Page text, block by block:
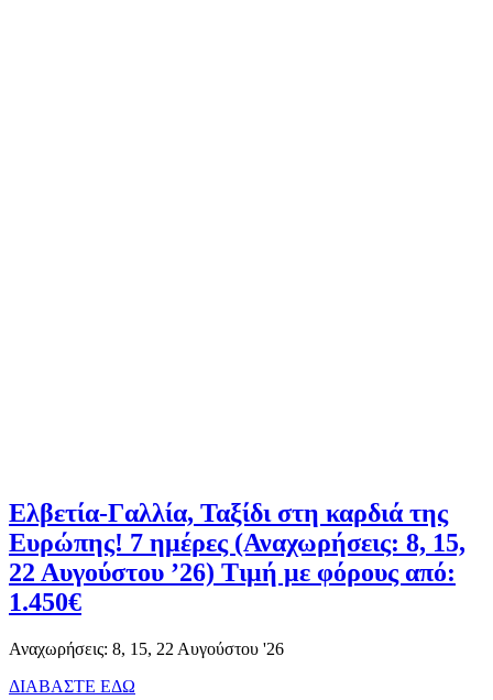
Ελβετία-Γαλλία, Ταξίδι στη καρδιά της
Ευρώπης! 7 ημέρες (Αναχωρήσεις: 8, 15,
22 Αυγούστου ’26) Τιμή με φόρους από:
1.450€
Αναχωρήσεις: 8, 15, 22 Αυγούστου '26
ΔΙΑΒΑΣΤΕ ΕΔΩ